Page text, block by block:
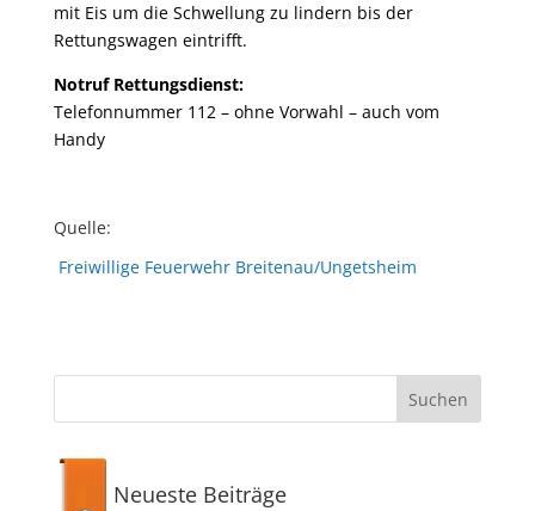
mit Eis um die Schwellung zu lindern bis der
Rettungswagen eintrifft.
Notruf Rettungsdienst:
Telefonnummer 112 – ohne Vorwahl – auch vom
Handy
Quelle:
Freiwillige Feuerwehr Breitenau/Ungetsheim
Neueste Beiträge